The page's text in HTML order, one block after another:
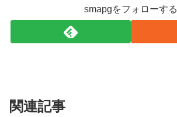
smapgをフォローする
関連記事